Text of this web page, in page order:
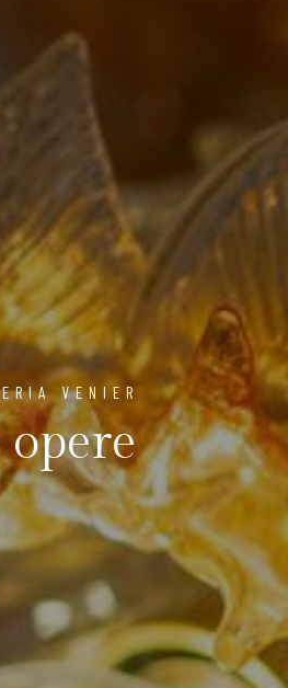
VENIER
opere